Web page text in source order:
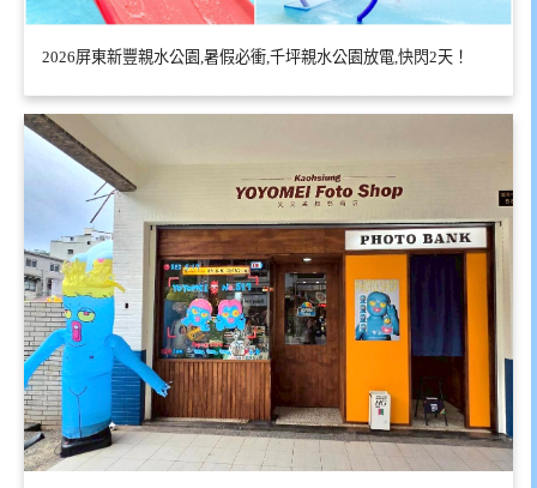
2026屏東新豐親水公園,暑假必衝,千坪親水公園放電,快閃2天！